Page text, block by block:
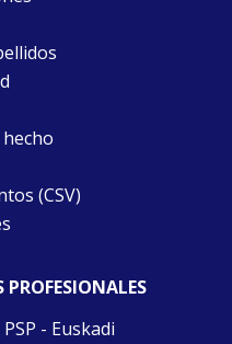
(CSV)
PROFESIONALES
- Euskadi